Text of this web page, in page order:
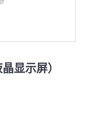
显示屏）